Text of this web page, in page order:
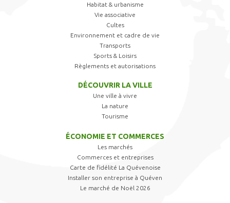
Habitat & urbanisme
Vie associative
Cultes
Environnement et cadre de vie
Transports
Sports & Loisirs
Règlements et autorisations
DÉCOUVRIR LA VILLE
Une ville à vivre
La nature
Tourisme
ÉCONOMIE ET COMMERCES
Les marchés
Commerces et entreprises
Carte de fidélité La Quévenoise
Installer son entreprise à Quéven
Le marché de Noël 2026